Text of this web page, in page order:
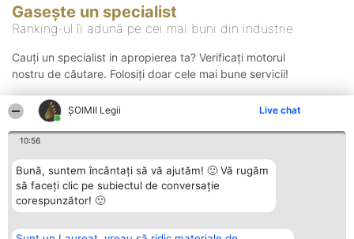
ȘOIMII Legii Live chat
10:56
Bună, suntem încântați să vă ajutăm! 🙂 Vă rugăm
să faceți clic pe subiectul de conversație
corespunzător! 🙂
Gasește un specialist
Ranking-ul îi adună pe cei mai buni din industrie
Cauți un specialist in apropierea ta? Verificați motorul
nostru de căutare. Folosiți doar cele mai bune servicii!